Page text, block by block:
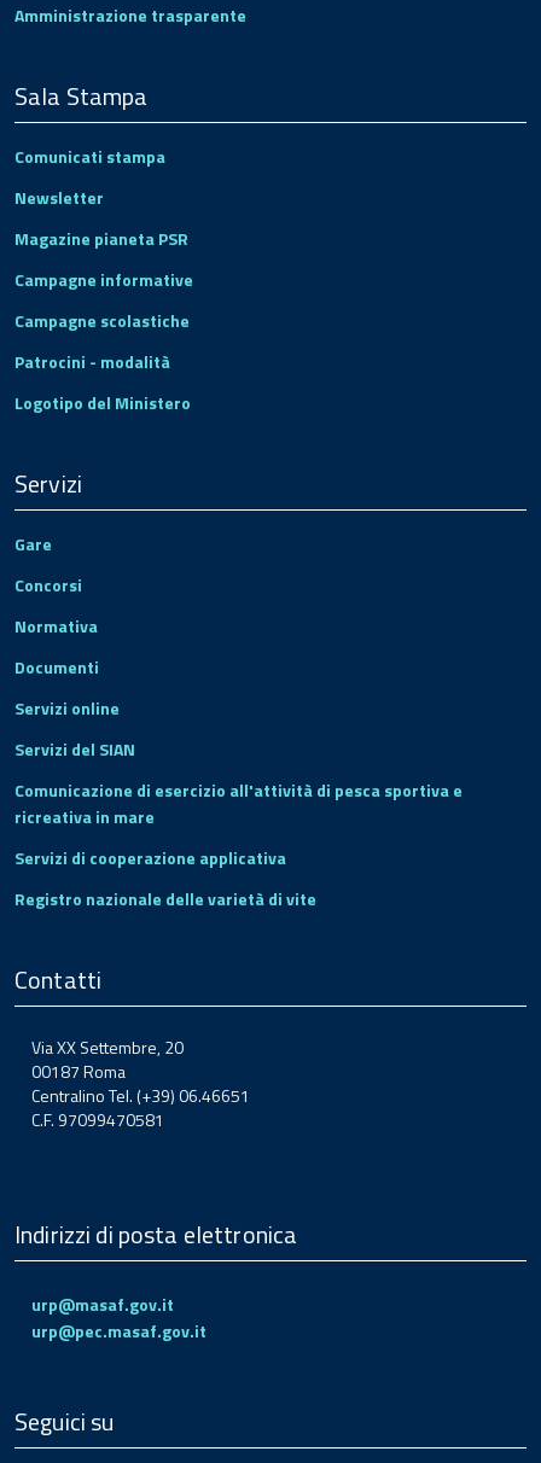
Amministrazione trasparente
Sala Stampa
Comunicati stampa
Newsletter
Magazine pianeta PSR
Campagne informative
Campagne scolastiche
Patrocini - modalità
Logotipo del Ministero
Servizi
Gare
Concorsi
Normativa
Documenti
Servizi online
Servizi del SIAN
Comunicazione di esercizio all'attività di pesca sportiva e
ricreativa in mare
Servizi di cooperazione applicativa
Registro nazionale delle varietà di vite
Contatti
Via XX Settembre, 20
00187 Roma
Centralino Tel. (+39) 06.46651
C.F. 97099470581
Indirizzi di posta elettronica
urp@masaf.gov.it
urp@pec.masaf.gov.it
Seguici su